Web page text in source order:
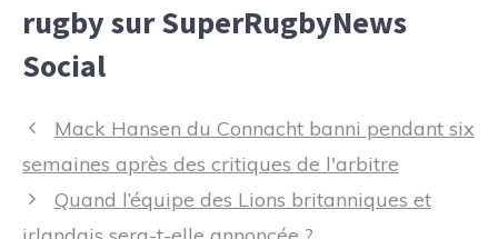
rugby sur SuperRugbyNews
Social
Navigation
des
Mack Hansen du Connacht banni pendant six
semaines après des critiques de l'arbitre
Quand l’équipe des Lions britanniques et